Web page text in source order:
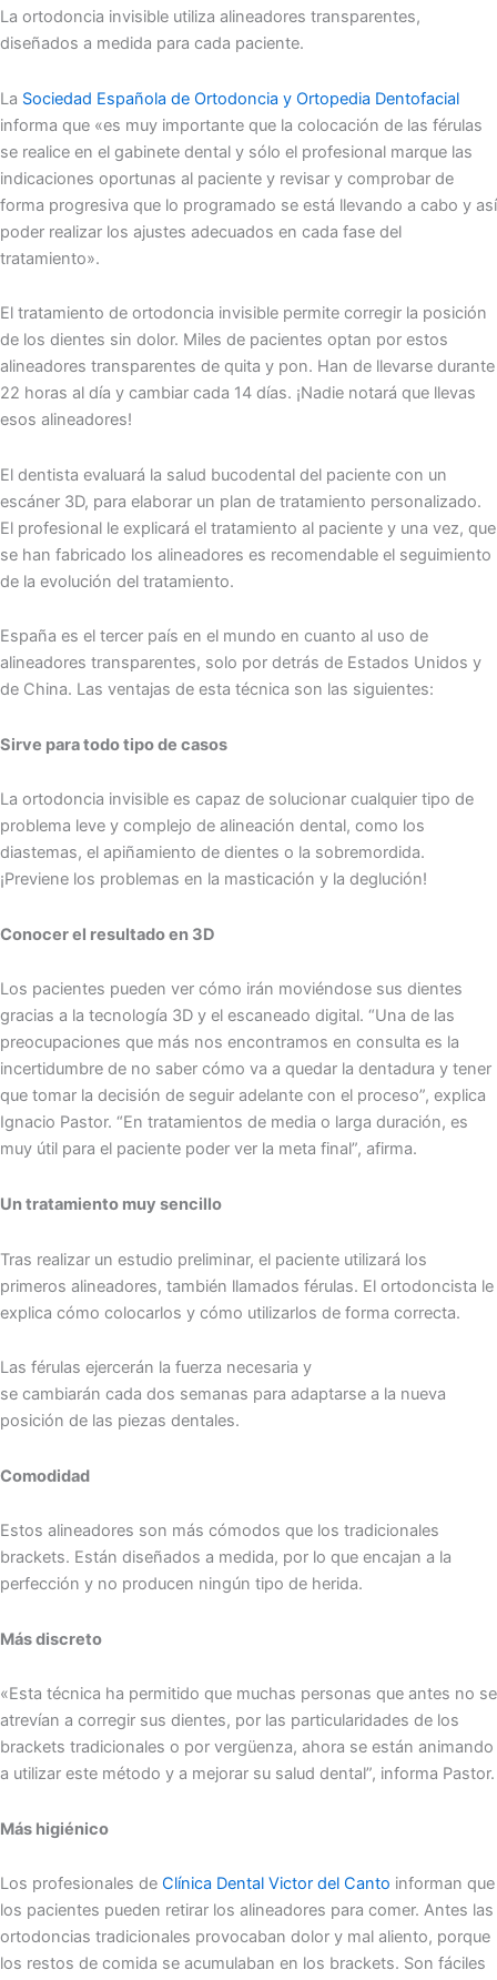
La ortodoncia invisible utiliza alineadores transparentes,
diseñados a medida para cada paciente.
La Sociedad Española de Ortodoncia y Ortopedia Dentofacial
informa que «es muy importante que la colocación de las férulas
se realice en el gabinete dental y sólo el profesional marque las
indicaciones oportunas al paciente y revisar y comprobar de
forma progresiva que lo programado se está llevando a cabo y así
poder realizar los ajustes adecuados en cada fase del
tratamiento».
El tratamiento de ortodoncia invisible permite corregir la posición
de los dientes sin dolor. Miles de pacientes optan por estos
alineadores transparentes de quita y pon. Han de llevarse durante
22 horas al día y cambiar cada 14 días. ¡Nadie notará que llevas
esos alineadores!
El dentista evaluará la salud bucodental del paciente con un
escáner 3D, para elaborar un plan de tratamiento personalizado.
El profesional le explicará el tratamiento al paciente y una vez, que
se han fabricado los alineadores es recomendable el seguimiento
de la evolución del tratamiento.
España es el tercer país en el mundo en cuanto al uso de
alineadores transparentes, solo por detrás de Estados Unidos y
de China. Las ventajas de esta técnica son las siguientes:
Sirve para todo tipo de casos
La ortodoncia invisible es capaz de solucionar cualquier tipo de
problema leve y complejo de alineación dental, como los
diastemas, el apiñamiento de dientes o la sobremordida.
¡Previene los problemas en la masticación y la deglución!
Conocer el resultado en 3D
Los pacientes pueden ver cómo irán moviéndose sus dientes
gracias a la tecnología 3D y el escaneado digital. “Una de las
preocupaciones que más nos encontramos en consulta es la
incertidumbre de no saber cómo va a quedar la dentadura y tener
que tomar la decisión de seguir adelante con el proceso”, explica
Ignacio Pastor. “En tratamientos de media o larga duración, es
muy útil para el paciente poder ver la meta final”, afirma.
Un tratamiento muy sencillo
Tras realizar un estudio preliminar, el paciente utilizará los
primeros alineadores, también llamados férulas. El ortodoncista le
explica cómo colocarlos y cómo utilizarlos de forma correcta.
Las férulas ejercerán la fuerza necesaria y
se cambiarán cada dos semanas para adaptarse a la nueva
posición de las piezas dentales.
Comodidad
Estos alineadores son más cómodos que los tradicionales
brackets. Están diseñados a medida, por lo que encajan a la
perfección y no producen ningún tipo de herida.
Más discreto
«Esta técnica ha permitido que muchas personas que antes no se
atrevían a corregir sus dientes, por las particularidades de los
brackets tradicionales o por vergüenza, ahora se están animando
a utilizar este método y a mejorar su salud dental”, informa Pastor.
Más higiénico
Los profesionales de Clínica Dental Victor del Canto informan que
los pacientes pueden retirar los alineadores para comer. Antes las
ortodoncias tradicionales provocaban dolor y mal aliento, porque
los restos de comida se acumulaban en los brackets. Son fáciles